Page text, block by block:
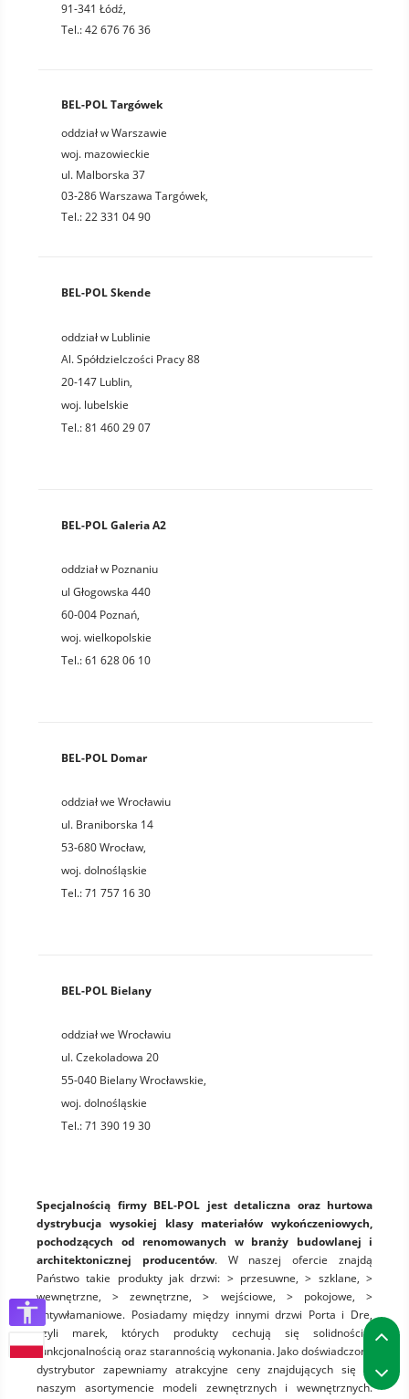
91-341 Łódź,
Tel.: 42 676 76 36
BEL-POL Targówek
oddział w Warszawie
woj. mazowieckie
ul. Malborska 37
03-286 Warszawa Targówek,
Tel.: 22 331 04 90
BEL-POL Skende
oddział w Lublinie
Al. Spółdzielczości Pracy 88
20-147 Lublin,
woj. lubelskie
Tel.:81 460 29 07
BEL-POL Galeria A2
oddział w Poznaniu
ul Głogowska 440
60-004 Poznań,
woj.wielkopolskie
Tel.:61 628 06 10
BEL-POL Domar
oddział we Wrocławiu
ul. Braniborska 14
53-680Wrocław,
woj.dolnośląskie
Tel.:71 757 16 30
BEL-POL Bielany
oddział we Wrocławiu
ul. Czekoladowa 20
55-040 Bielany Wrocławskie,
woj.dolnośląskie
Tel.:71 390 19 30
Specjalnością firmy BEL-POL jest detaliczna oraz hurtowa
dystrybucja wysokiej klasy materiałów wykończeniowych,
pochodzących od renomowanych w branży budowlanej i
architektonicznej producentów. W naszej ofercie znajdą
Państwo takie produkty jak drzwi: > przesuwne, > szklane, >
wewnętrzne, > zewnętrzne, > wejściowe, > pokojowe, >
antywłamaniowe. Posiadamy między innymi drzwi Porta i Dre,
czyli marek, których produkty cechują się solidnością,
funkcjonalnością oraz starannością wykonania. Jako doświadczony
dystrybutor zapewniamy atrakcyjne ceny znajdujących się w
naszym asortymencie modeli zewnętrznych i wewnętrznych.